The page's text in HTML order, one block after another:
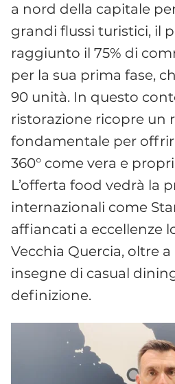
a nord della capitale
grandi flussi turistici, il
raggiunto il 75% di
per la sua prima fase,
90 unità. In questo
ristorazione ricopre un
fondamentale per
360° come vera e
L’offerta food vedrà la
internazionali come
affiancati a eccellenze
Vecchia Quercia, oltre
insegne di casual
definizione.